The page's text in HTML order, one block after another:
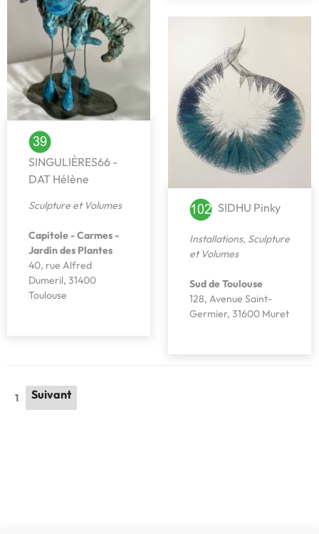
SINGULIÈRES66 -
DAT Hélène
Sculpture et Volumes
Capitole - Carmes -
Jardin des Plantes
40, rue Alfred
Dumeril, 31400
Toulouse
SIDHU Pinky
Installations, Sculpture
et Volumes
Sud de Toulouse
128, Avenue Saint-
Germier, 31600 Muret
1 Suivant